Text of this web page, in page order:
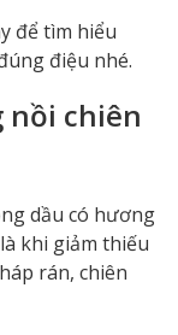
để tìm hiểu
điệu nhé.
nồi chiên
dầu có hương
khi giảm thiếu
rán, chiên